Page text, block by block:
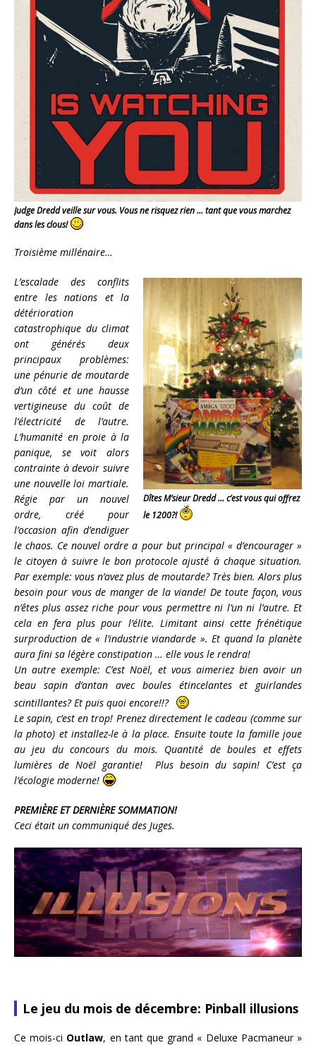
Judge Dredd veille sur vous. Vous ne risquez rien … tant que vous marchez
dans les clous!
Troisième millénaire…
Dîtes M’sieur Dredd … c’est vous qui offrez
le 1200?!
L’escalade des conflits
entre les nations et la
détérioration
catastrophique du climat
ont générés deux
principaux problèmes:
une pénurie de moutarde
d’un côté et une hausse
vertigineuse du coût de
l’électricité de l’autre.
L’humanité en proie à la
panique, se voit alors
contrainte à devoir suivre
une nouvelle loi martiale.
Régie par un nouvel
ordre, créé pour
l’occasion afin d’endiguer
le chaos. Ce nouvel ordre a pour but principal « d’encourager »
le citoyen à suivre le bon protocole ajusté à chaque situation.
Par exemple: vous n’avez plus de moutarde? Très bien. Alors plus
besoin pour vous de manger de la viande! De toute façon, vous
n’êtes plus assez riche pour vous permettre ni l’un ni l’autre. Et
cela en fera plus pour l’élite. Limitant ainsi cette frénétique
surproduction de « l’industrie viandarde ». Et quand la planète
aura fini sa légère constipation … elle vous le rendra!
Un autre exemple: C’est Noël, et vous aimeriez bien avoir un
beau sapin d’antan avec boules étincelantes et guirlandes
scintillantes? Et puis quoi encore!!?
Le sapin, c’est en trop! Prenez directement le cadeau (comme sur
la photo) et installez-le à la place. Ensuite toute la famille joue
au jeu du concours du mois. Quantité de boules et effets
lumières de Noël garantie! Plus besoin du sapin! C’est ça
l’écologie moderne!
PREMIÈRE ET DERNIÈRE SOMMATION!
Ceci était un communiqué des Juges.
Le jeu du mois de décembre: Pinball illusions
Ce mois-ci Outlaw, en tant que grand « Deluxe Pacmaneur »